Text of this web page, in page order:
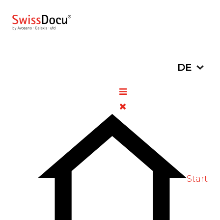
DE
Start
Lyvdelzi® (Seladelpar):
primär biliäre Cholangitis
Pharmazie
Bitte bewerten